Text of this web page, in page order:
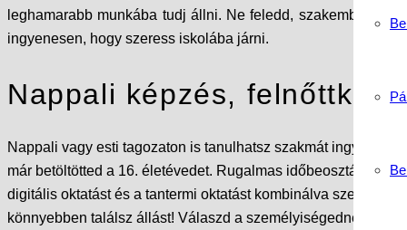
leghamarabb munkába tudj állni. Ne feledd,
ingyenesen, hogy szeress iskolába járni.
Nappali képzés,
Nappali vagy esti tagozaton is tanulhatsz szakmát ingyen.
már betöltötted a 16. életévedet. Rugalmas időbeosztással,
digitális oktatást és a tantermi oktatást kombinálva
könnyebben találsz állást! Válaszd a személyiségednek